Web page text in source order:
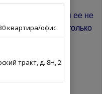
нам на склад и вы ее не
ее получить только
квартира/офис
тракт, д. 8Н, 2